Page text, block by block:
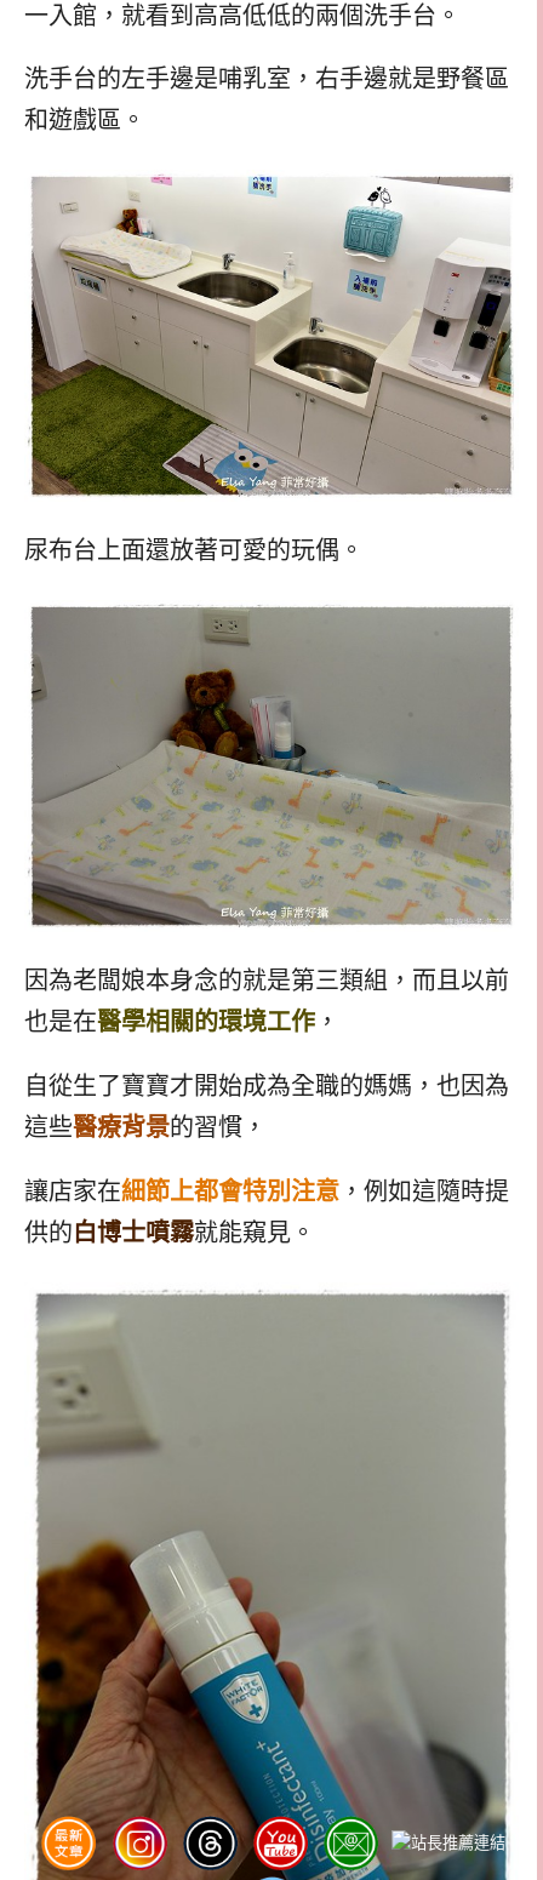
一入館，就看到高高低低的兩個洗手台。
洗手台的左手邊是哺乳室，右手邊就是野餐區
和遊戲區。
尿布台上面還放著可愛的玩偶。
因為老闆娘本身念的就是第三類組，而且以前
也是在醫學相關的環境工作 ，
自從生了寶寶才開始成為全職的媽媽，也因為
這些醫療背景的習慣，
讓店家在細節上都會特別注意 ，例如這隨時提
供的白博士噴霧就能窺見。